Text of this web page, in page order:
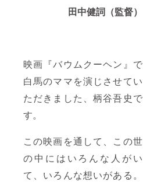
田中健詞（監督）
映画『バウムクーヘン』で
白馬のママを演じさせてい
ただきました、柄谷吾史で
す。
この映画を通して、この世
の中にはいろんな人がい
て、いろんな想いがある。